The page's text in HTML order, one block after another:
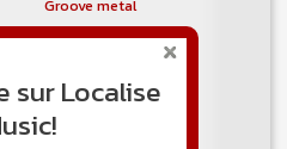
Groove metal
Guaracha
Industrial hardcore
Hardstyle
sur Localise